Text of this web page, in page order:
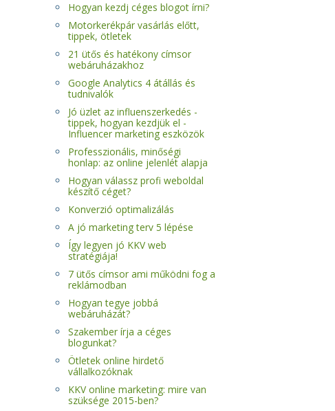
Hogyan kezdj céges blogot írni?
Motorkerékpár vasárlás előtt,
tippek, ötletek
21 ütős és hatékony címsor
webáruházakhoz
Google Analytics 4 átállás és
tudnivalók
Jó üzlet az influenszerkedés -
tippek, hogyan kezdjük el -
Influencer marketing eszközök
Professzionális, minőségi
honlap: az online jelenlét alapja
Hogyan válassz profi weboldal
készítő céget?
Konverzió optimalizálás
A jó marketing terv 5 lépése
Így legyen jó KKV web
stratégiája!
7 ütős címsor ami működni fog a
reklámodban
Hogyan tegye jobbá
webáruházát?
Szakember írja a céges
blogunkat?
Ötletek online hirdető
vállalkozóknak
KKV online marketing: mire van
szüksége 2015-ben?